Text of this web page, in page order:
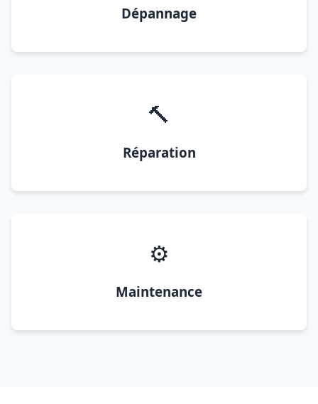
Dépannage
🔨
Réparation
⚙️
Maintenance